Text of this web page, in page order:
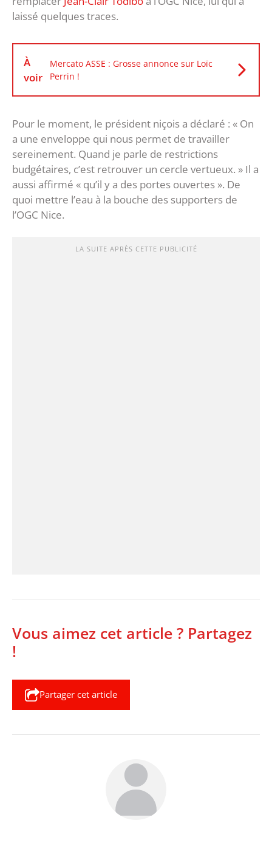
laissé quelques traces.
À
voir
Mercato ASSE : Grosse annonce sur Loïc
Perrin !
Pour le moment, le président niçois a déclaré : « On
a une enveloppe qui nous permet de travailler
sereinement. Quand je parle de restrictions
budgétaires, c’est retrouver un cercle vertueux. » Il a
aussi affirmé « qu’il y a des portes ouvertes ». De
quoi mettre l’eau à la bouche des supporters de
l’OGC Nice.
LA SUITE APRÈS CETTE PUBLICITÉ
Vous aimez cet article ? Partagez
!
Partager cet article